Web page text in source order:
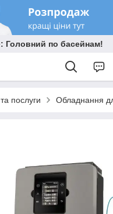
Головний по басейнам!
послуги Обладнання